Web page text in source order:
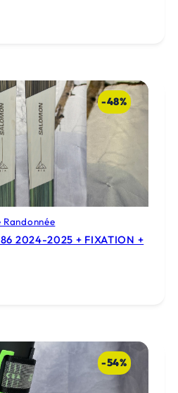
-48%
Randonnée
2024-2025 + FIXATION +
-54%